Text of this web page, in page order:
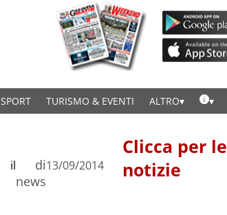
SPORT TURISMO & EVENTI ALTRO
di
news
il 13/09/2014
Clicca per
notizie